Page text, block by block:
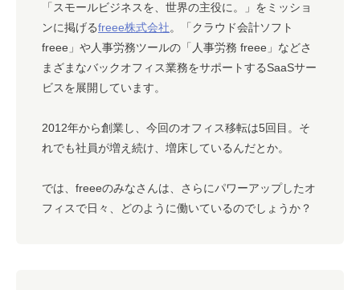
「スモールビジネスを、世界の主役に。」をミッショ
ンに掲げるfreee株式会社。「クラウド会計ソフト
freee」や人事労務ツールの「人事労務 freee」などさ
まざまなバックオフィス業務をサポートするSaaSサー
ビスを展開しています。
2012年から創業し、今回のオフィス移転は5回目。そ
れでも社員が増え続け、増床しているんだとか。
では、freeeのみなさんは、さらにパワーアップしたオ
フィスで日々、どのように働いているのでしょうか？